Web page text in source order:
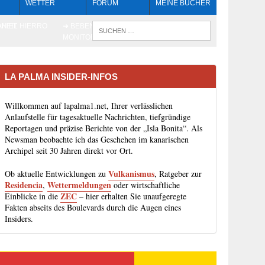
WETTER FORUM MEINE BÜCHER
LA PALMA INSIDER-INFOS
Willkommen auf lapalma1.net, Ihrer verlässlichen
Anlaufstelle für tagesaktuelle Nachrichten, tiefgründige
Reportagen und präzise Berichte von der „Isla Bonita“. Als
Newsman beobachte ich das Geschehen im kanarischen
Archipel seit 30 Jahren direkt vor Ort.
Ob aktuelle Entwicklungen zuVulkanismus, Ratgeber zur
Residencia,Wettermeldungen oder wirtschaftliche
Einblicke in dieZEC – hier erhalten Sie unaufgeregte
Fakten abseits des Boulevards durch die Augen eines
Insiders.